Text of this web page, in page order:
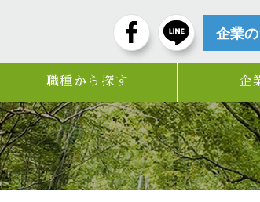
企業
職種から探す 企